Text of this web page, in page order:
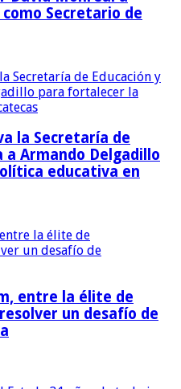
Secretario de
la Secretaría de
a Armando Delgadillo
educativa en
entre la élite de
un desafío de